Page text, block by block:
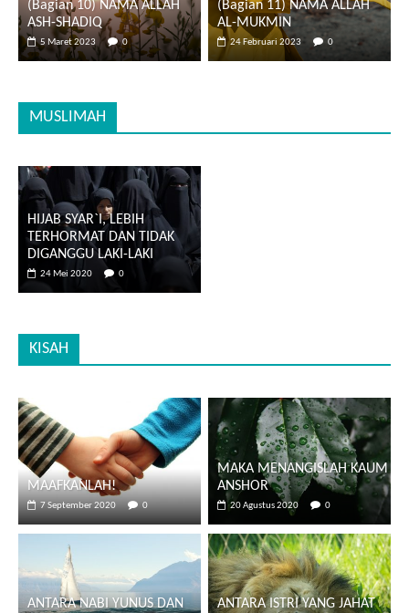
(Bagian 10) NAMA ALLAH
ASH-SHADIQ
5 Maret 2023 0
(Bagian 11) NAMA ALLAH
AL-MUKMIN
24 Februari 2023 0
MUSLIMAH
HIJAB SYAR`I, LEBIH
TERHORMAT DAN TIDAK
DIGANGGU LAKI-LAKI
24 Mei 2020 0
KISAH
MAAFKANLAH!
7 September 2020 0
MAKA MENANGISLAH KAUM
ANSHOR
20 Agustus 2020 0
ANTARA NABI YUNUS DAN
ANTARA ISTRI YANG JAHAT